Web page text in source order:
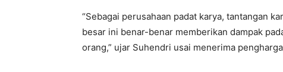
“Sebagai perusahaan padat karya, tantangan
besar ini benar-benar memberikan dampak
orang,” ujar Suhendri usai menerima